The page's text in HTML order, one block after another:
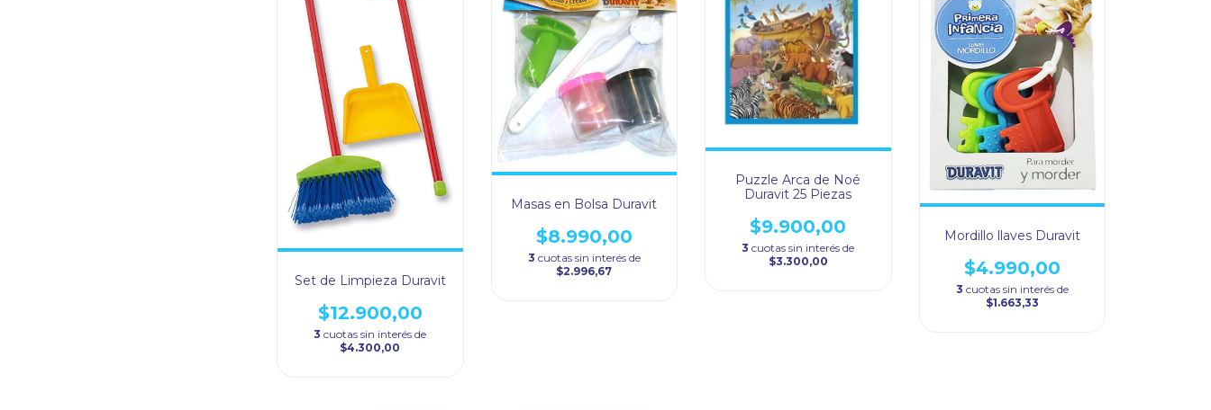
Set de Limpieza Duravit
$12.900,00
3 cuotas sin interés de
$4.300,00
Masas en Bolsa Duravit
$8.990,00
3 cuotas sin interés de
$2.996,67
Puzzle Arca de Noé
Duravit 25 Piezas
$9.900,00
3 cuotas sin interés de
$3.300,00
Mordillo llaves Duravit
$4.990,00
3 cuotas sin interés de
$1.663,33